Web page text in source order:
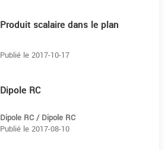
Produit scalaire dans le plan
Publié le 2017-10-17
Dipole RC
Dipole RC / Dipole RC
Publié le 2017-08-10